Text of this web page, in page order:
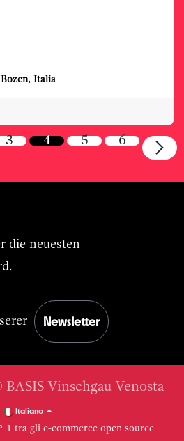
Bozen, Italia
3 4 5 6
die neuesten
Newsletter
Vinschgau Venosta
Italiano
1 tra gli e-commerce open source